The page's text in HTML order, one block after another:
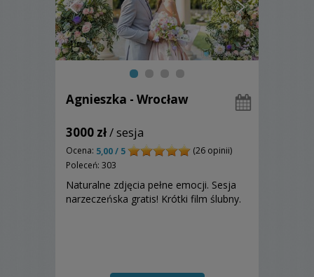
Agnieszka - Wrocław
3000 zł/ sesja
Ocena: 5,00 / 5
(26 opinii)
Poleceń: 303
Naturalne zdjęcia pełne emocji. Sesja
narzeczeńska gratis! Krótki film ślubny.